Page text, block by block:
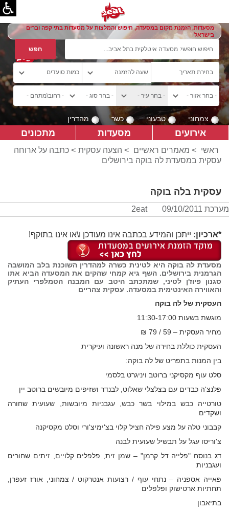
מסעדות, הזמנת מקום במסעדה, חיפוש והמלצות על מסעדות בתי קפה וברים
בישראל
צמחוני טבעוני כשר מהדרין
אירועים מסעדות מתכונים
ראשי > מאמרים ראשיים > הצעה עסקית > כתבה על ארוחה
עסקית במסעדת לה בוקה בירושלים
עסקית בלה בוקה
מערכת 2eat 09/10/2011
*ארכיון: ייתכן והמידע בכתבה אינו מעודכן ו\או אינו בתוקף!
מסעדת לה בוקה היא לטינית כשרה למהדרין השוכנת בלב המושבה
הגרמנית בירושלים. השף גיא קמחי שהקים את המסעדה הביא אתו
סגנון פיוז'ן לטיני, שמתכתב היטב עם המבנה הטמלפרי העתיק
והאווירה האינטימית במסעדה. עסקית צהריים
העסקית של לה בוקה
מוגשת בשעות 11:30-17:00
מחיר העסקית – 59 / 79 ₪
העסקית כוללת בחירה של מנה ראשונה ועיקרית
בין המנות בתפריט של לה בוקה:
סלט עוף מקסיקני ברוטב ויניגרט בלסמי
פלנצ'ה כבדים עם בצלצלי שאלוט, לבנדר ושזיפים מיובשים ברוטב יין
טורטייה כבש במילוי בשר כבש, עגבניות מיובשות, שעועית שחורה
ושקדים
קבבוני טלה על מצע פילה חציל קלוי בצ'ימיצ'ורי וסלט מקסיקנה
צ'וריסו עגל על תבשיל שעועית לבנה
דג בנוסח "פלייה דל קרמן" – שמן זית, פלפלים קלויים, זיתים שחורים
ועגבניות
פאייה אספניה – נתחי עוף / רצועות אנטרקוט / צמחוני, אורז זעפרן,
תחתיות ארטישוק ופלפלים
בתיאבון